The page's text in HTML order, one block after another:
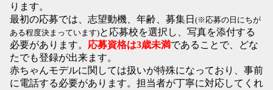
ります。
最初の応募では、志望動機、年齢、募集日 (※応募の日にちが
ある程度決まっています)と応募校を選択し、写真を添付する
必要があります。 応募資格は3歳未満であることで、どな
たでも登録が出来ます。
赤ちゃんモデルに関しては扱いが特殊になっており、事前
に電話する必要があります。担当者が丁寧に対応してくれ